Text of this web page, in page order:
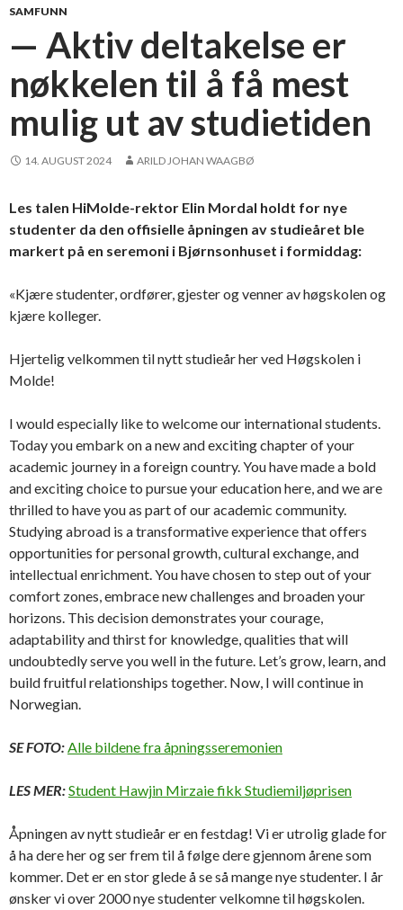
SAMFUNN
— Aktiv deltakelse er
nøkkelen til å få mest
mulig ut av studietiden
14. AUGUST 2024 ARILD JOHAN WAAGBØ
Les talen HiMolde-rektor Elin Mordal holdt for nye
studenter da den offisielle åpningen av studieåret ble
markert på en seremoni i Bjørnsonhuset i formiddag:
«Kjære studenter, ordfører, gjester og venner av høgskolen og
kjære kolleger.
Hjertelig velkommen til nytt studieår her ved Høgskolen i
Molde!
I would especially like to welcome our international students.
Today you embark on a new and exciting chapter of your
academic journey in a foreign country. You have made a bold
and exciting choice to pursue your education here, and we are
thrilled to have you as part of our academic community.
Studying abroad is a transformative experience that offers
opportunities for personal growth, cultural exchange, and
intellectual enrichment. You have chosen to step out of your
comfort zones, embrace new challenges and broaden your
horizons. This decision demonstrates your courage,
adaptability and thirst for knowledge, qualities that will
undoubtedly serve you well in the future. Let’s grow, learn, and
build fruitful relationships together. Now, I will continue in
Norwegian.
SE FOTO:Alle bildene fra åpningsseremonien
LES MER:Student Hawjin Mirzaie fikk Studiemiljøprisen
Åpningen av nytt studieår er en festdag! Vi er utrolig glade for
å ha dere her og ser frem til å følge dere gjennom årene som
kommer. Det er en stor glede å se så mange nye studenter. I år
ønsker vi over 2000 nye studenter velkomne til høgskolen.